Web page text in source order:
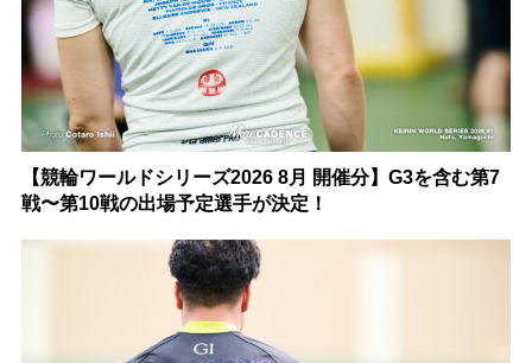
【競輪ワールドシリーズ2026 8月 開催分】G3を含む第7
戦〜第10戦の出場予定選手が決定！